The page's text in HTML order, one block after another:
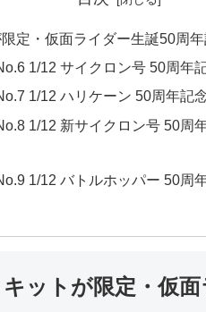
定・仮面ライダー生誕50周
1/12 サイクロン号 50周年
1/12 ハリケーン 50周年記
1/12 新サイクロン号 50周
1/12 バトルホッパー 50周
ットが限定・仮